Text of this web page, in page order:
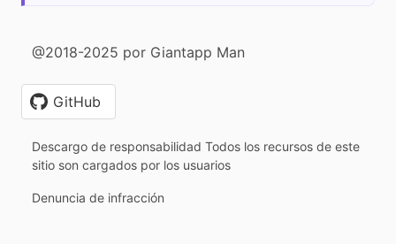
@2018-2025 por Giantapp Man
GitHub
Descargo de responsabilidad Todos los recursos de este
sitio son cargados por los usuarios
Denuncia de infracción